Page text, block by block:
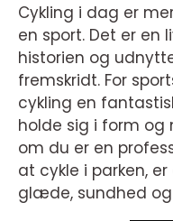
Cykling i dag er
en sport. Det er en
historien og
fremskridt. For
cykling en
holde sig i form og
om du er en
at cykle i parken,
glæde, sundhed